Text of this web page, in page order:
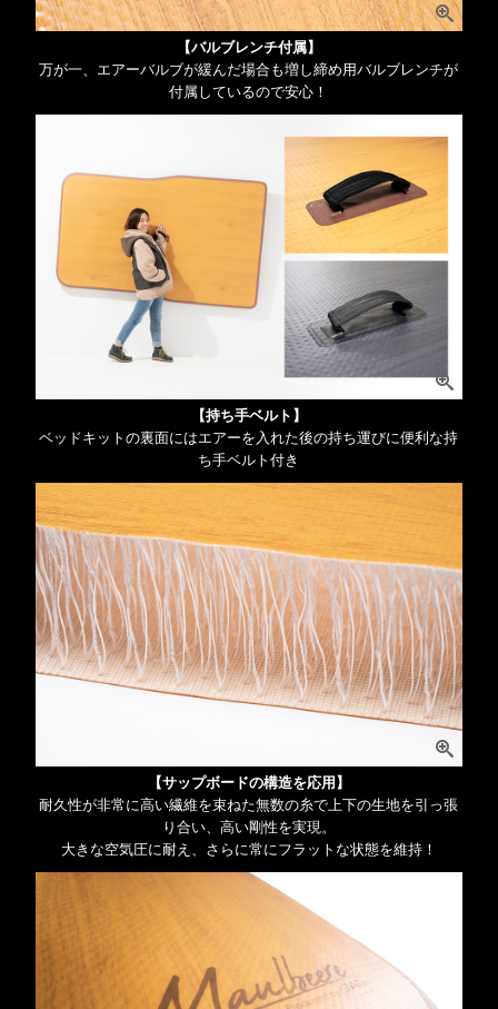
【バルブレンチ付属】
万が一、エアーバルブが緩んだ場合も増し締め用バルブレンチが
付属しているので安心！
【持ち手ベルト】
ベッドキットの裏面にはエアーを入れた後の持ち運びに便利な持
ち手ベルト付き
【サップボードの構造を応用】
耐久性が非常に高い繊維を束ねた無数の糸で上下の生地を引っ張
り合い、高い剛性を実現。
大きな空気圧に耐え、さらに常にフラットな状態を維持！